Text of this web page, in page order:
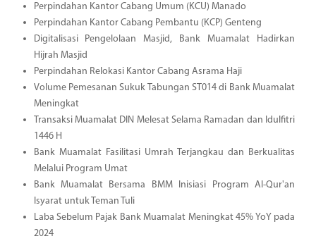
Perpindahan Kantor Cabang Umum (KCU) Manado
Perpindahan Kantor Cabang Pembantu (KCP) Genteng
Digitalisasi Pengelolaan Masjid, Bank Muamalat Hadirkan
Hijrah Masjid
Perpindahan Relokasi Kantor Cabang Asrama Haji
Volume Pemesanan Sukuk Tabungan ST014 di Bank Muamalat
Meningkat
Transaksi Muamalat DIN Melesat Selama Ramadan dan Idulfitri
1446 H
Bank Muamalat Fasilitasi Umrah Terjangkau dan Berkualitas
Melalui Program Umat
Bank Muamalat Bersama BMM Inisiasi Program Al-Qur'an
Isyarat untuk Teman Tuli
Laba Sebelum Pajak Bank Muamalat Meningkat 45% YoY pada
2024